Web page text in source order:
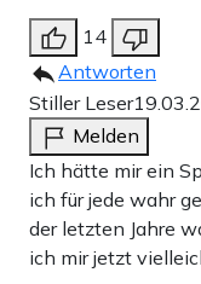
14
Antworten
Stiller Leser
Melden
Ich hätte mir ein
ich für jede wahr
der letzten Jahre
ich mir jetzt